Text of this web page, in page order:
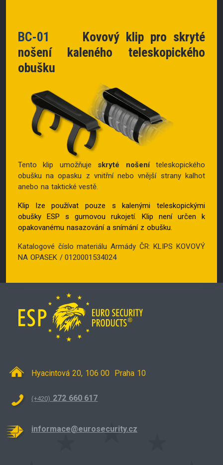
BC-01
Kovový klip pro skryté
nošení kaleného teleskopického
obušku
Tento klip umožňuje skryté nošeníteleskopického
obušku na opasku z vnitřní nebo vnější strany kalhot
anebo na taktické vestě.
Klip lze používat pouze s kalenými teleskopickými
obušky ESP s gumovou rukojetí. Klip není určen k
opakovanému nasazování a snímání z obušku.
Katalogové číslo materiálu Armády ČR: KLIPS KOVOVÝ
NA OPASEK / 0120001534024
Hyacintová 20, 106 00 Praha 10
(+420) 272 660 617
informace@eurosecurity.cz